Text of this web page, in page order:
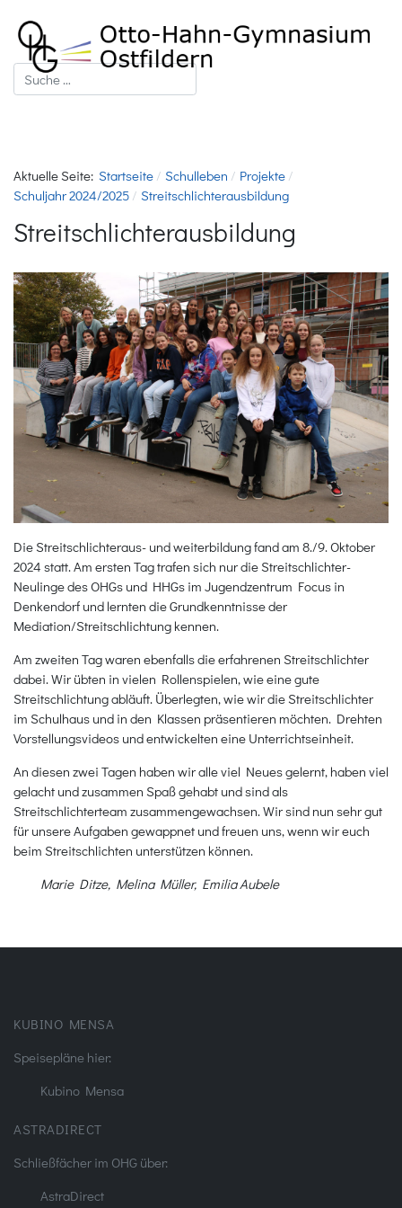
Suchen
Aktuelle Seite: Startseite Schulleben
Projekte
Schuljahr 2024/2025
Streitschlichterausbildung
Streitschlichterausbildung
Die Streitschlichteraus- und weiterbildung fand am 8./9. Oktober
2024 statt. Am ersten Tag trafen sich nur die Streitschlichter-
Neulinge des OHGs und HHGs im Jugendzentrum Focus in
Denkendorf und lernten die Grundkenntnisse der
Mediation/Streitschlichtung kennen.
Am zweiten Tag waren ebenfalls die erfahrenen Streitschlichter
dabei. Wir übten in vielen Rollenspielen, wie eine gute
Streitschlichtung abläuft. Überlegten, wie wir die Streitschlichter
im Schulhaus und in den Klassen präsentieren möchten. Drehten
Vorstellungsvideos und entwickelten eine Unterrichtseinheit.
An diesen zwei Tagen haben wir alle viel Neues gelernt, haben viel
gelacht und zusammen Spaß gehabt und sind als
Streitschlichterteam zusammengewachsen. Wir sind nun sehr gut
für unsere Aufgaben gewappnet und freuen uns, wenn wir euch
beim Streitschlichten unterstützen können.
Marie Ditze, Melina Müller, Emilia Aubele
KUBINO MENSA
Speisepläne hier:
Kubino Mensa
ASTRADIRECT
Schließfächer im OHG über:
AstraDirect